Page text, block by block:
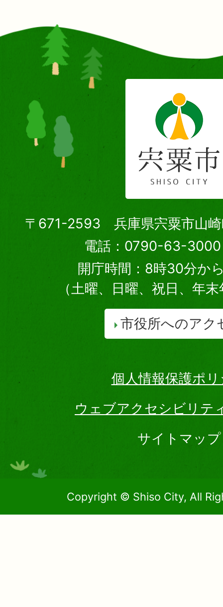
〒671-2593 兵庫県宍粟市山崎
電話：0790-63-3000
開庁時間：8時30分か
（土曜、日曜、祝日、年
市役所へのアク
個人情報保護ポ
ウェブアクセシビリテ
サイトマップ
Copyright © Shiso City, All